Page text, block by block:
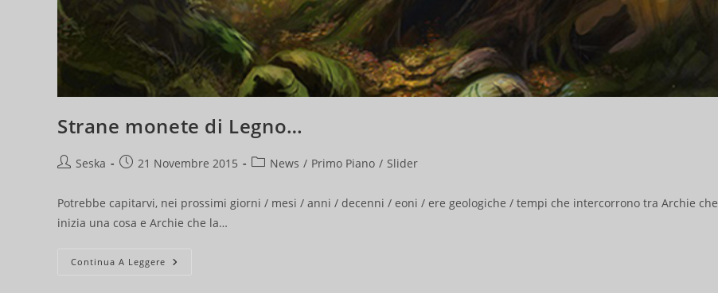
Strane monete di Legno…
AutoreSeska
Articolo21 Novembre 2015
Categoria
News / Primo Piano / Slider
Potrebbe capitarvi, nei prossimi giorni / mesi / anni / decenni / eoni / ere geologiche / tempi che intercorrono tra Archie che
inizia una cosa e Archie che la…
Continua A Leggere Strane